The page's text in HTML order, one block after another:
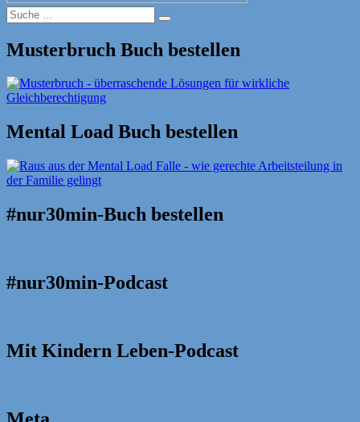
Suche
nach:
Suche
Musterbruch Buch bestellen
Mental Load Buch bestellen
#nur30min-Buch bestellen
#nur30min-Podcast
Mit Kindern Leben-Podcast